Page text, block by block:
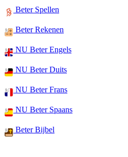
Beter Spellen
Beter Rekenen
NU Beter Engels
NU Beter Duits
NU Beter Frans
NU Beter Spaans
Beter Bijbel